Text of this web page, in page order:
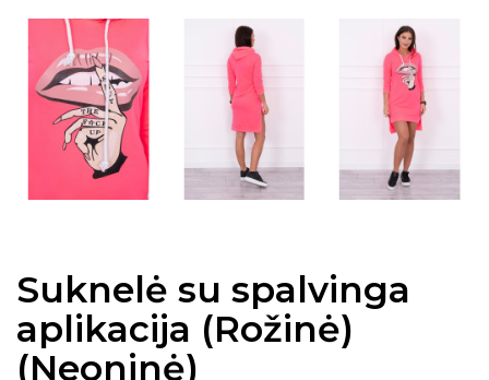
Suknelė su spalvinga
aplikacija (Rožinė)
(Neoninė)